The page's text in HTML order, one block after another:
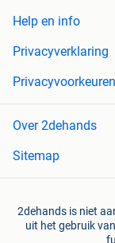
Help en info
Privacyverklaring
Privacyvoorkeuren
Over 2dehands
Sitemap
2dehands is niet
uit het gebruik